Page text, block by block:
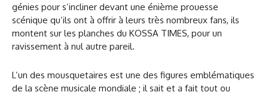
génies pour s’incliner devant une énième prouesse
scénique qu’ils ont à offrir à leurs très nombreux fans, ils
montent sur les planches du KOSSA TIMES, pour un
ravissement à nul autre pareil.
L’un des mousquetaires est une des figures emblématiques
de la scène musicale mondiale ; il sait et a fait tout ou